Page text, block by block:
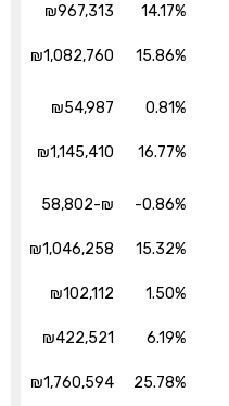
14.17%
₪967,313
15.86%
₪1,082,760
0.81%
₪54,987
16.77%
₪1,145,410
-0.86%
₪-58,802
15.32%
₪1,046,258
1.50%
₪102,112
6.19%
₪422,521
25.78%
₪1,760,594